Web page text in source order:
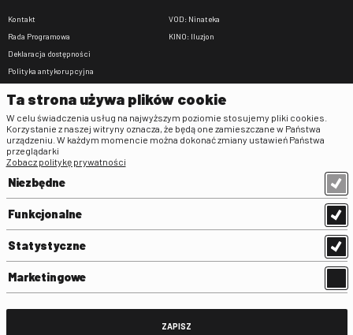
Kontakt
Rada Programowa
Deklaracja dostępności
Polityka antykorupcyjna
Zamówienia publiczne
Praca w FINA
VOD: Ninateka
KINO: Iluzjon
Regulaminy
Klauzula informacyjna RODO
Regulamin użytkowania parkingu
Standardy ochrony małoletnich
Regulamin kina Iluzjon
Ta strona używa plików cookie
W celu świadczenia usług na najwyższym poziomie stosujemy pliki cookies.
Korzystanie z naszej witryny oznacza, że będą one zamieszczane w Państwa
urządzeniu. W każdym momencie można dokonać zmiany ustawień Państwa
przeglądarki
Zobacz politykę prywatności
Niezbędne
Funkcjonalne
Statystyczne
Marketingowe
ZAPISZ